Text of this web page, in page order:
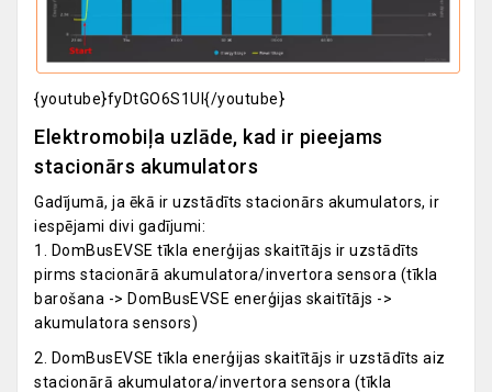
{youtube}fyDtGO6S1UI{/youtube}
Elektromobiļa uzlāde, kad ir pieejams
stacionārs akumulators
Gadījumā, ja ēkā ir uzstādīts stacionārs akumulators, ir
iespējami divi gadījumi:
1. DomBusEVSE tīkla enerģijas skaitītājs ir uzstādīts
pirms stacionārā akumulatora/invertora sensora (tīkla
barošana -> DomBusEVSE enerģijas skaitītājs ->
akumulatora sensors)
2. DomBusEVSE tīkla enerģijas skaitītājs ir uzstādīts aiz
stacionārā akumulatora/invertora sensora (tīkla